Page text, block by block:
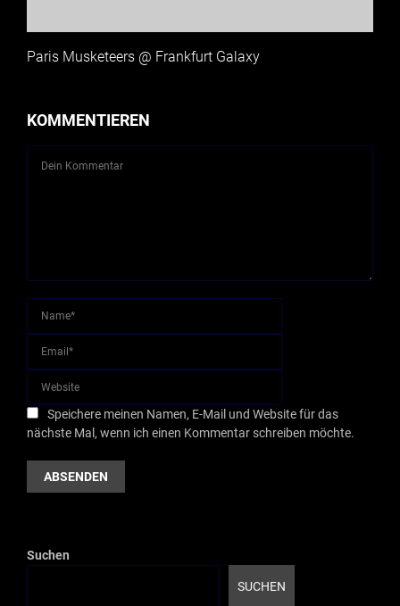
Paris Musketeers @ Frankfurt Galaxy
KOMMENTIEREN
Speichere meinen Namen, E-Mail und Website für das
nächste Mal, wenn ich einen Kommentar schreiben möchte.
Suchen
SUCHEN